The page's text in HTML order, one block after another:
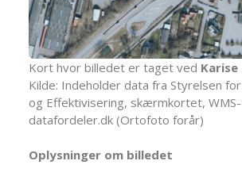
Kort hvor billedet er taget ved Karise
Kilde: Indeholder data fra Styrelsen
og Effektivisering, skærmkortet,
datafordeler.dk (Ortofoto forår)
Oplysninger om billedet